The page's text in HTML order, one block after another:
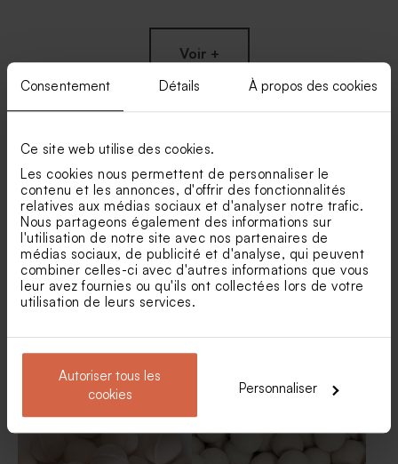
Consentement Détails À propos des cookies
Ce site web utilise des cookies.
Les cookies nous permettent de personnaliser le
contenu et les annonces, d'offrir des fonctionnalités
relatives aux médias sociaux et d'analyser notre trafic.
Nous partageons également des informations sur
l'utilisation de notre site avec nos partenaires de
médias sociaux, de publicité et d'analyse, qui peuvent
combiner celles-ci avec d'autres informations que vous
leur avez fournies ou qu'ils ont collectées lors de votre
utilisation de leurs services.
Autoriser tous les
cookies
Personnaliser
Pochon en tissu fête 100%
coton - beige
Bobine ruban coton fête 15
mm beige
son crayon gris
Voir +
Nos clients ont aussi aimé...
Dragées fête couleur
Sels de bain fête jaune